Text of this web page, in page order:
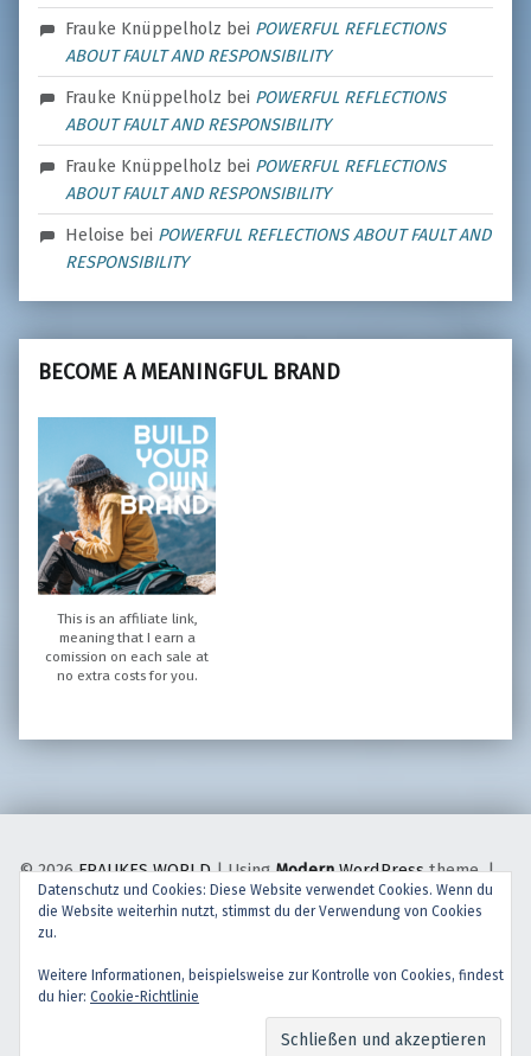
Frauke Knüppelholz bei POWERFUL REFLECTIONS
ABOUT FAULT AND RESPONSIBILITY
Frauke Knüppelholz bei POWERFUL REFLECTIONS
ABOUT FAULT AND RESPONSIBILITY
Frauke Knüppelholz bei POWERFUL REFLECTIONS
ABOUT FAULT AND RESPONSIBILITY
Heloise bei POWERFUL REFLECTIONS ABOUT FAULT AND
RESPONSIBILITY
BECOME A MEANINGFUL BRAND
This is an affiliate link,
meaning that I earn a
comission on each sale at
no extra costs for you.
© 2026FRAUKES WORLD |UsingModern WordPresstheme.|
Back to top ↑
facebook
Datenschutz und Cookies: Diese Website verwendet Cookies. Wenn du
die Website weiterhin nutzt, stimmst du der Verwendung von Cookies
zu.
Weitere Informationen, beispielsweise zur Kontrolle von Cookies, findest
du hier: Cookie-Richtlinie